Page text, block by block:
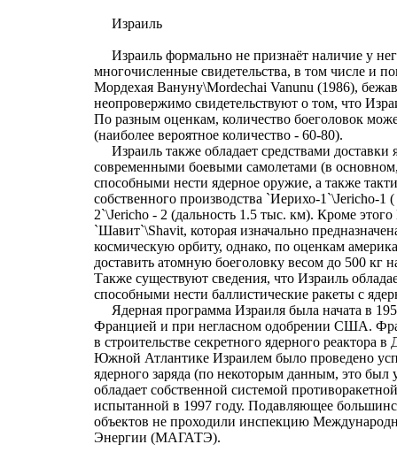
Израиль
Израиль формально не признаёт наличие у
многочисленные свидетельства, в том числе и
Мордехая Вануну\Mordechai Vanunu (1986),
неопровержимо свидетельствуют о том, что
По разным оценкам, количество боеголовок
(наиболее вероятное количество - 60-80).
Израиль также обладает средствами доставки
современными боевыми самолетами (в
способными нести ядерное оружие, а также
собственного производства `Иерихо-1`\Jericho-1
2`\Jericho - 2 (дальность 1.5 тыс. км). Кроме этого
`Шавит`\Shavit, которая изначально
космическую орбиту, однако, по оценкам
доставить атомную боеголовку весом до 500 кг
Также существуют сведения, что Израиль
способными нести баллистические ракеты с
Ядерная программа Израиля была начата в
Францией и при негласном одобрении США.
в строительстве секретного ядерного реактора
Южной Атлантике Израилем было проведено
ядерного заряда (по некоторым данным, это был
обладает собственной системой
испытанной в 1997 году. Подавляющее
объектов не проходили инспекцию
Энергии (МАГАТЭ).